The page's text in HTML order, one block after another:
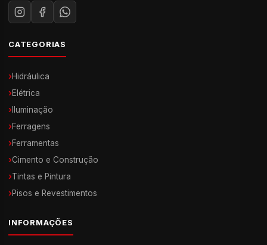
CATEGORIAS
›Hidráulica
›Elétrica
› Iluminação
›Ferragens
›Ferramentas
›Cimento e Construção
›Tintas e Pintura
›Pisos e Revestimentos
INFORMAÇÕES